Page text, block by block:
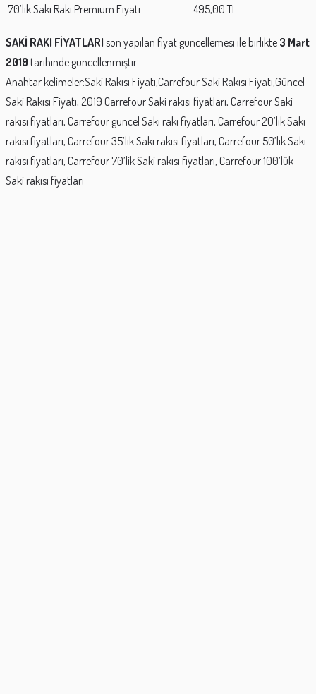
70’lik Saki Rakı Premium Fiyatı
495,00 TL
SAKİ RAKI FİYATLARI son yapılan fiyat güncellemesi ile birlikte 3 Mart
2019 tarihinde güncellenmiştir.
Anahtar kelimeler:Saki Rakısı Fiyatı,Carrefour Saki Rakısı Fiyatı,Güncel
Saki Rakısı Fiyatı, 2019 Carrefour Saki rakısı fiyatları, Carrefour Saki
rakısı fiyatları, Carrefour güncel Saki rakı fiyatları, Carrefour 20’lik Saki
rakısı fiyatları, Carrefour 35’lik Saki rakısı fiyatları, Carrefour 50’lik Saki
rakısı fiyatları, Carrefour 70’lik Saki rakısı fiyatları, Carrefour 100’lük
Saki rakısı fiyatları